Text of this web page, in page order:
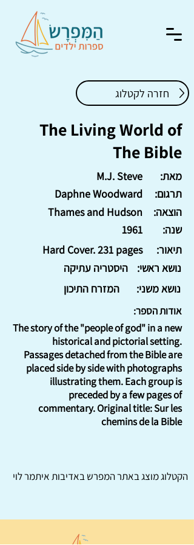
חזרה לקטלוג
The Living World of
The Bible
M.J. Steve
מאת:
Daphne Woodward
תרגום:
Thames and Hudson
הוצאה:
1961
שנה:
Hard Cover. 231 pages
תיאור:
היסטריה עתיקה
נושא ראשי:
המזרח התיכון
נושא משני:
אודות הספר:
The story of the "people of god" in a new
historical and pictorial setting.
Passages detached from the Bible are
placed side by side with photographs
illustrating them. Each group is
preceded by a few pages of
commentary. Original title: Sur les
chemins de la Bible
הקטלוג מוצג באתרהמפרשבאדיבות איתמר לוי